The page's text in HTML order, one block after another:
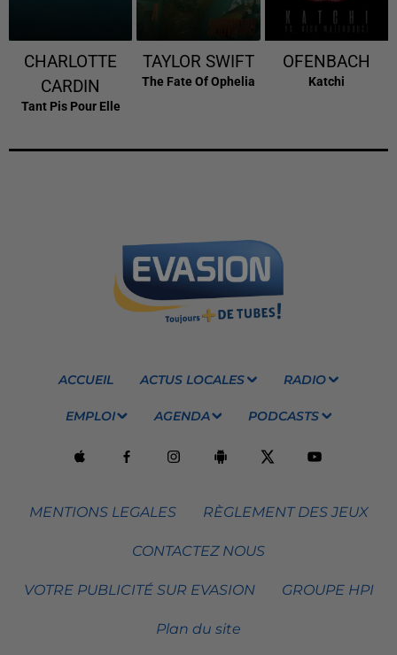
CHARLOTTE
CARDIN
Tant Pis Pour Elle
TAYLOR SWIFT
The Fate Of Ophelia
OFENBACH
Katchi
ACCUEIL ACTUS LOCALES RADIO
EMPLOI AGENDA PODCASTS
MENTIONS LEGALES RÈGLEMENT DES JEUX
CONTACTEZ NOUS
VOTRE PUBLICITÉ SUR EVASION GROUPE HPI
Plan du site